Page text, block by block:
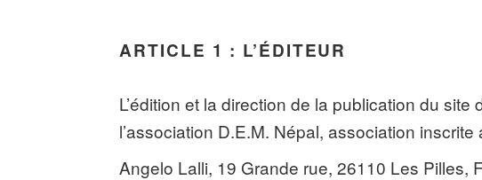
ARTICLE 1 : L’ÉDITEUR
L’édition et la direction de la publication du
l’association D.E.M. Népal, association
Angelo Lalli, 19 Grande rue, 26110 Les Pilles,